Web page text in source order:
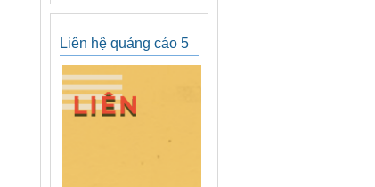
Liên hệ quảng cáo 5